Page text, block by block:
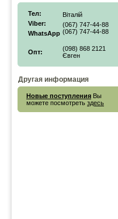
Тел:
Viber:
WhatsApp
Віталій
(067) 747-44-88
(067) 747-44-88
Опт:
(098) 868 2121
Євген
Другая информация
Новые поступления Вы
можете посмотреть здесь